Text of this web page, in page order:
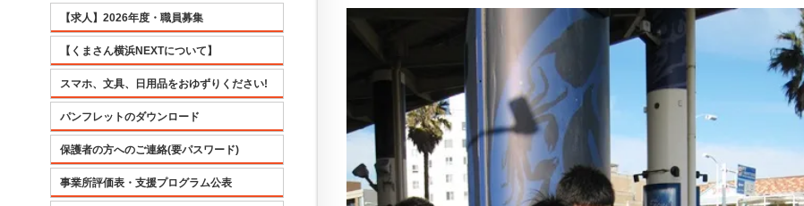
【求人】2026年度・職員募集
【くまさん横浜NEXTについて】
スマホ、文具、日用品をおゆずりください!
パンフレットのダウンロード
保護者の方へのご連絡(要パスワード)
事業所評価表・支援プログラム公表